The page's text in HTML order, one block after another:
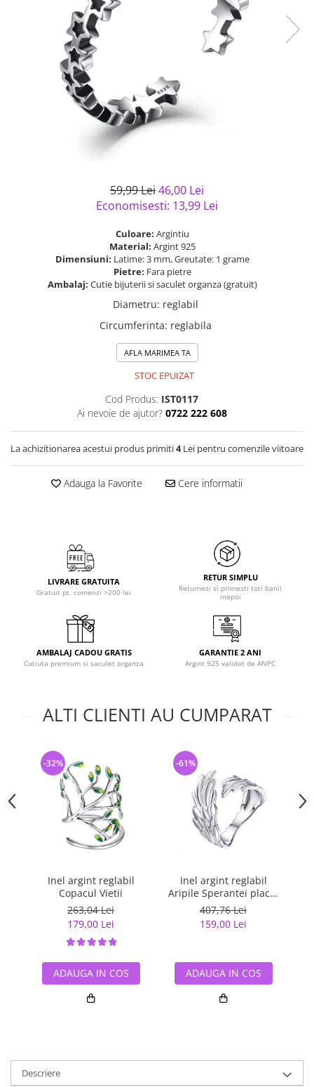
semipretioase
Bijuterii argint placat cu aur
Bijuterii argint cu diverse
Bijuterii argint cu murano
Bijuterii de Lux
Bijuterii gotice si rock
Bijuterii Handmade
Bijuterii fantezie
Casete si cutii de bijuterii
Solutii si lavete de curatare
59,99 Lei46,00 Lei
Economisesti: 13,99 Lei
Culoare: Argintiu
Material: Argint 925
Dimensiuni: Latime: 3 mm, Greutate: 1 grame
Pietre: Fara pietre
Ambalaj: Cutie bijuterii si saculet organza (gratuit)
Diametru: reglabil
Circumferinta: reglabila
AFLA MARIMEA TA
STOC EPUIZAT
Cod Produs: IST0117
Ai nevoie de ajutor? 0722 222 608
La achizitionarea acestui produs primiti4Lei pentru comenzile viitoare
Adauga la Favorite Cere informatii
LIVRARE GRATUITA
Gratuit pt. comenzi >200 lei
RETUR SIMPLU
Returnezi si primesti toti banii
inapoi
AMBALAJ CADOU GRATIS
Cutiuta premium si saculet organza
GARANTIE 2 ANI
Argint 925 validat de ANPC
ALTI CLIENTI AU CUMPARAT
Inel argint reglabil
Copacul Vietii
263,04 Lei
179,00 Lei
-32%
ADAUGA IN COS
Inel argint reglabil
Aripile Sperantei placat
cu rodiu
407,76 Lei
159,00 Lei
-61%
ADAUGA IN COS
Descriere